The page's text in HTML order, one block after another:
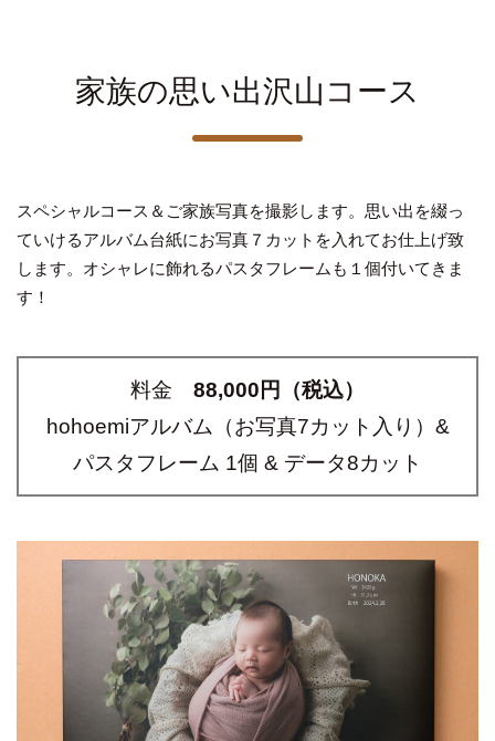
家族の思い出沢山コース
スペシャルコース＆ご家族写真を撮影します。思い出を綴っ
ていけるアルバム台紙にお写真７カットを入れてお仕上げ致
します。オシャレに飾れるパスタフレームも１個付いてきま
す！
料金 88,000円（税込）
hohoemiアルバム（お写真7カット入り）&
パスタフレーム 1個 & データ8カット